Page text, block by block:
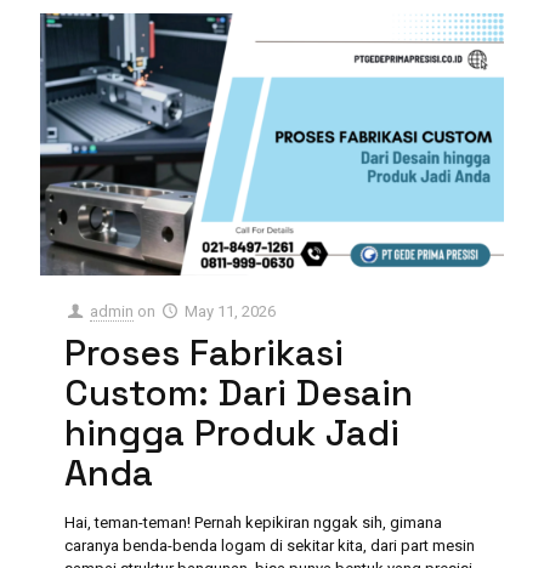
admin on May 11, 2026
Proses Fabrikasi
Custom: Dari Desain
hingga Produk Jadi
Anda
Hai, teman-teman! Pernah kepikiran nggak sih, gimana
caranya benda-benda logam di sekitar kita, dari part mesin